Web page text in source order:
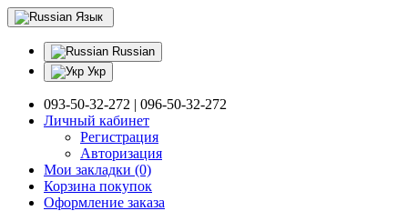
Язык
Russian
Укр
093-50-32-272 | 096-50-32-272
Личный кабинет
Регистрация
Авторизация
Мои закладки (0)
Корзина покупок
Оформление заказа